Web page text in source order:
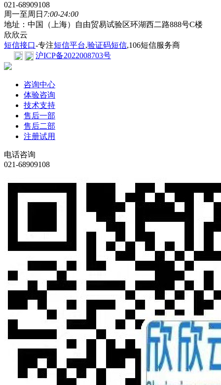
021-68909108
周一至周日 7:00-24:00
地址：中国（上海）自由贸易试验区环湖西二路888号C楼
欣欣云
短信接口-专注短信平台,验证码短信,106短信服务商
沪ICP备2022008703号
咨询中心
体验咨询
技术支持
售后一部
售后二部
注册试用
电话咨询
021-68909108